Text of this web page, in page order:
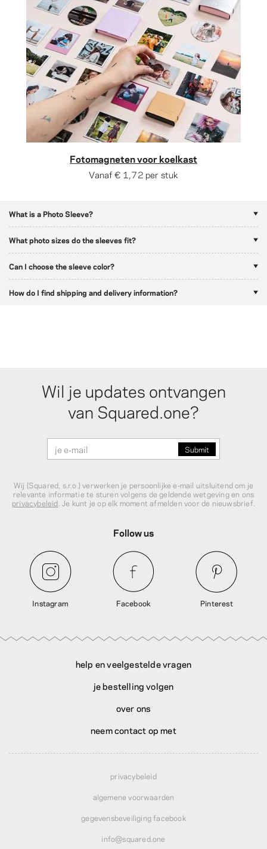
Fotomagneten voor koelkast
Vanaf€ 1,72 per stuk
What is a Photo Sleeve?
What photo sizes do the sleeves fit?
Can I choose the sleeve color?
How do I find shipping and delivery information?
Wil je updates ontvangen
van Squared.one?
Wij (Squared, s.r.o.) verwerken je persoonlijke e‑mail uitsluitend om je
relevante informatie te sturen volgens de geldende wetgeving en ons
privacybeleid . Je kunt je op elk moment afmelden voor de nieuwsbrief.
Follow us
Instagram Facebook Pinterest
help en veelgestelde vragen
je bestelling volgen
over ons
neem contact op met
privacybeleid
algemene voorwaarden
gegevensbeveiliging facebook
info@squared.one